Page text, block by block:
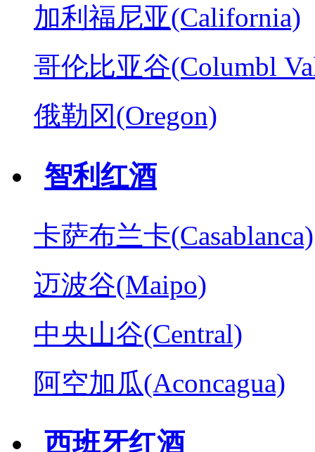
加利福尼亚(California)
哥伦比亚谷(Columbl
俄勒冈(Oregon)
智利红酒
卡萨布兰卡(Casablanca)
迈波谷(Maipo)
中央山谷(Central)
阿空加瓜(Aconcagua)
西班牙红酒